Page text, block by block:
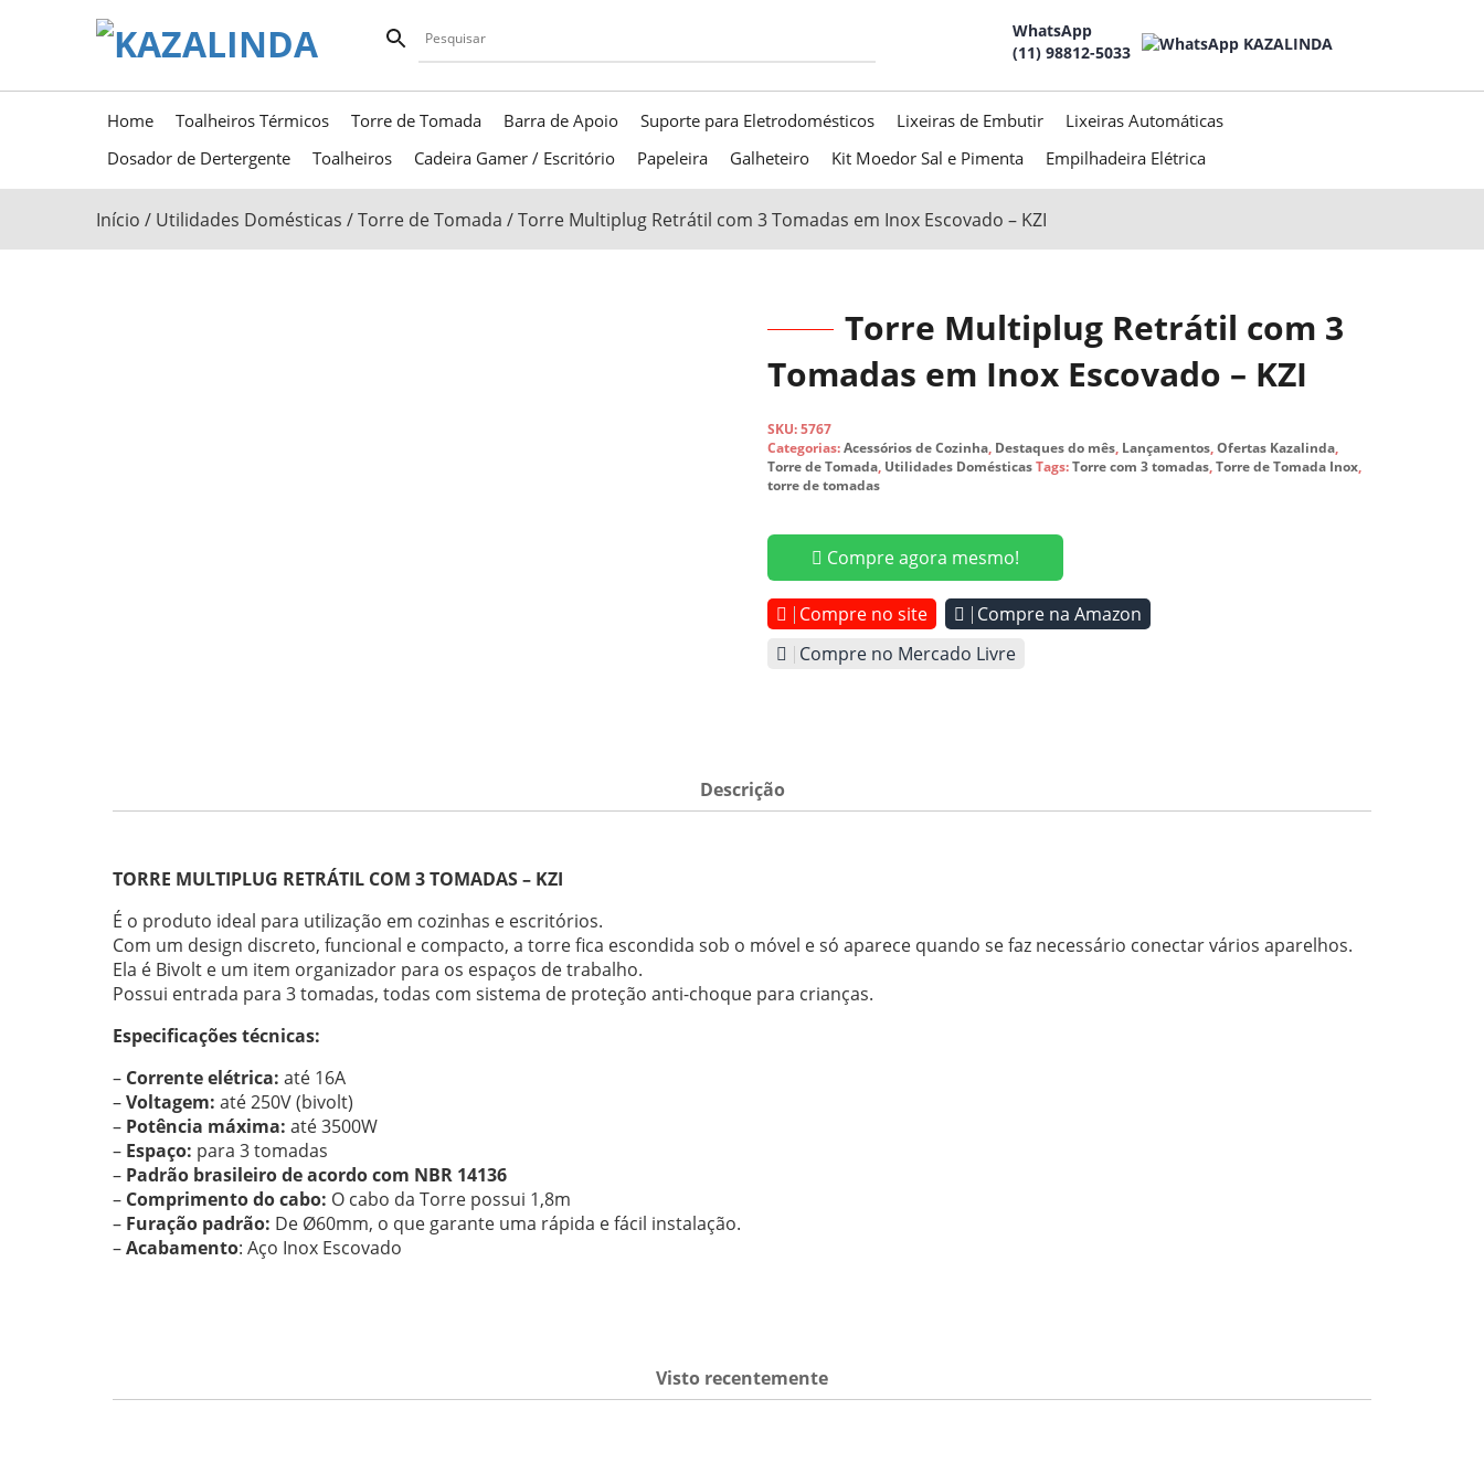
WhatsApp
(11) 98812-5033
Home Toalheiros Térmicos Torre de Tomada Barra de Apoio Suporte para Eletrodomésticos Lixeiras de Embutir
Lixeiras Automáticas
Dosador de Dertergente
Toalheiros Cadeira Gamer / Escritório Papeleira Galheteiro Kit Moedor Sal e Pimenta Empilhadeira Elétrica
Início / Utilidades Domésticas /Torre de Tomada / Torre Multiplug Retrátil com 3 Tomadas em Inox Escovado – KZI
Torre Multiplug Retrátil com 3
Tomadas em Inox Escovado – KZI
SKU:5767
Categorias:Acessórios de Cozinha, Destaques do mês, Lançamentos,Ofertas Kazalinda,
Torre de Tomada, Utilidades DomésticasTags:Torre com 3 tomadas,Torre de Tomada Inox,
torre de tomadas
Compre agora mesmo!
Compre no site
Compre na Amazon
Compre no Mercado Livre
Descrição
TORRE MULTIPLUG RETRÁTIL COM 3 TOMADAS – KZI
É o produto ideal para utilização em cozinhas e escritórios.
Com um design discreto, funcional e compacto, a torre fica escondida sob o móvel e só aparece quando se faz necessário conectar vários aparelhos.
Ela é Bivolt e um item organizador para os espaços de trabalho.
Possui entrada para 3 tomadas, todas com sistema de proteção anti-choque para crianças.
Especificações técnicas:
– Corrente elétrica: até 16A
–Voltagem: até 250V (bivolt)
– Potência máxima: até 3500W
– Espaço: para 3 tomadas
– Padrão brasileiro de acordo com NBR 14136
– Comprimento do cabo: O cabo da Torre possui 1,8m
– Furação padrão: De Ø60mm, o que garante uma rápida e fácil instalação.
–Acabamento: Aço Inox Escovado
Visto recentemente